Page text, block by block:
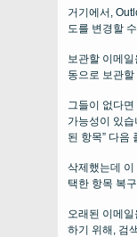
거기에서,
도를 변경할
보관할 이메
동으로 보관할
그들이 없다
가능성이 있
된 항목” 다음
삭제했는데 이
택한 항목 복구
오래된 이메
하기 위해, 검